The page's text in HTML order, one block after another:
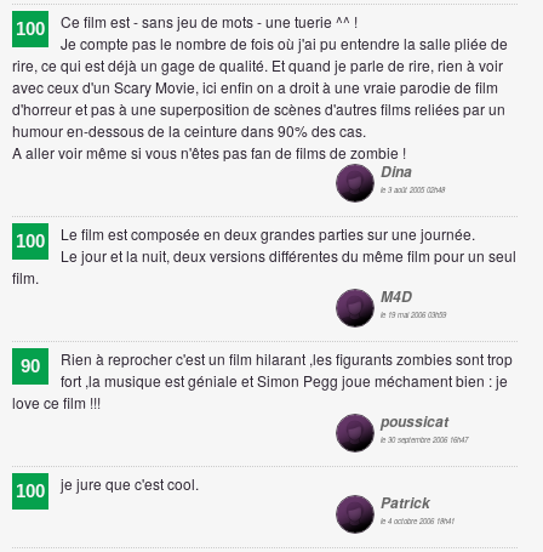
100
Ce film est - sans jeu de mots - une tuerie ^^ !
Je compte pas le nombre de fois où j'ai pu entendre la salle pliée de
rire, ce qui est déjà un gage de qualité. Et quand je parle de rire, rien à voir
avec ceux d'un Scary Movie, ici enfin on a droit à une vraie parodie de film
d'horreur et pas à une superposition de scènes d'autres films reliées par un
humour en-dessous de la ceinture dans 90% des cas.
A aller voir même si vous n'êtes pas fan de films de zombie !
Dina
le 3 août 2005 02h48
100
Le film est composée en deux grandes parties sur une journée.
Le jour et la nuit, deux versions différentes du même film pour un seul
film.
M4D
le 19 mai 2006 03h59
90
Rien à reprocher c'est un film hilarant ,les figurants zombies sont trop
fort ,la musique est géniale et Simon Pegg joue méchament bien : je
love ce film !!!
poussicat
le 30 septembre 2006 16h47
100
je jure que c'est cool.
Patrick
le 4 octobre 2006 18h41